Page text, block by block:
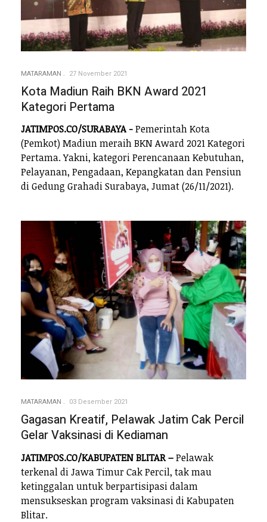
MATARAMAN 27 November 2021
Kota Madiun Raih BKN Award 2021
Kategori Pertama
JATIMPOS.CO/SURABAYA -Pemerintah Kota
(Pemkot) Madiun meraih BKN Award 2021 Kategori
Pertama. Yakni, kategori Perencanaan Kebutuhan,
Pelayanan, Pengadaan, Kepangkatan dan Pensiun
di Gedung Grahadi Surabaya, Jumat (26/11/2021).
MATARAMAN 03 Desember 2021
Gagasan Kreatif, Pelawak Jatim Cak Percil
Gelar Vaksinasi di Kediaman
JATIMPOS.CO/KABUPATEN BLITAR –Pelawak
terkenal di Jawa Timur Cak Percil, tak mau
ketinggalan untuk berpartisipasi dalam
mensukseskan program vaksinasi di Kabupaten
Blitar.